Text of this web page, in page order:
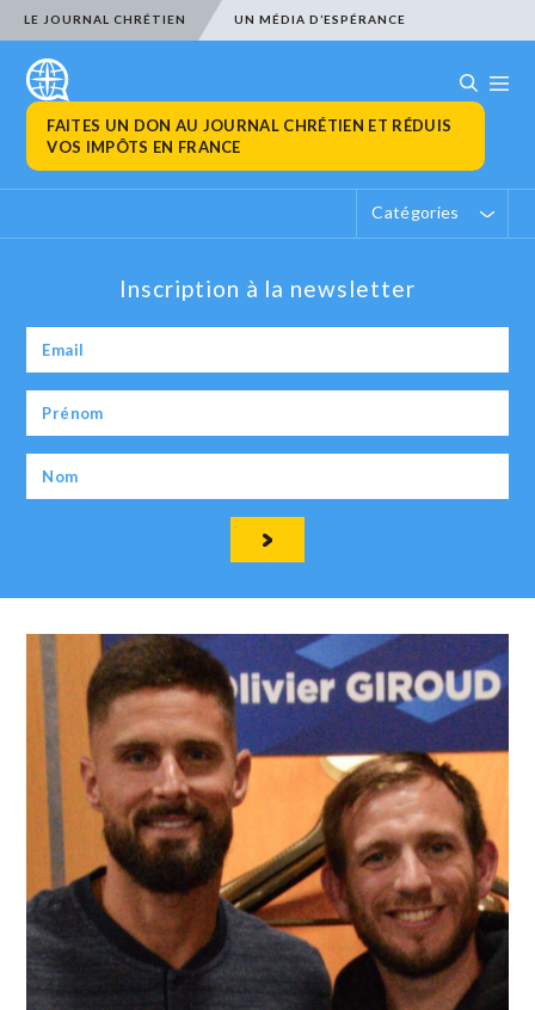
LE JOURNAL CHRÉTIEN UN MÉDIA D’ESPÉRANCE
FAITES UN DON AU JOURNAL CHRÉTIEN ET RÉDUIS
VOS IMPÔTS EN FRANCE
Catégories
Inscription à la newsletter